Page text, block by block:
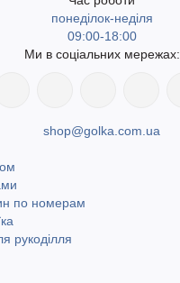
понеділок-неділя
09:00-18:00
Ми в соціальних мережах:
shop@golka.com.ua
по номерам
рукоділля